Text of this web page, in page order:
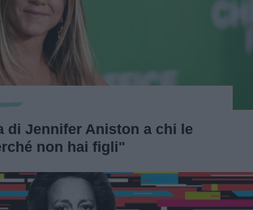
di Jennifer Aniston a chi le
non hai figli"